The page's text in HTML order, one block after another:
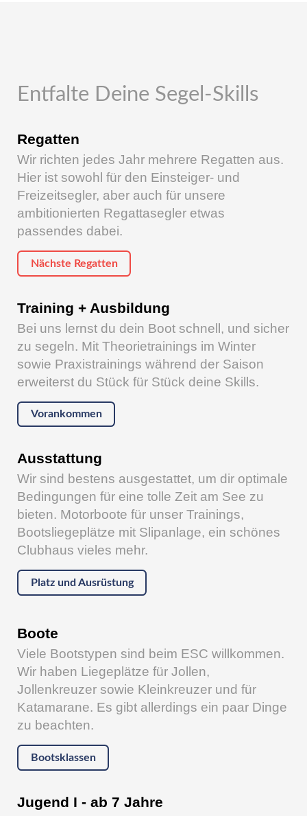
Entfalte Deine Segel-Skills
Regatten
Wir richten jedes Jahr mehrere Regatten aus.
Hier ist sowohl für den Einsteiger- und
Freizeitsegler, aber auch für unsere
ambitionierten Regattasegler etwas
passendes dabei.
Nächste Regatten
Training + Ausbildung
Bei uns lernst du dein Boot schnell, und sicher
zu segeln. Mit Theorietrainings im Winter
sowie Praxistrainings während der Saison
erweiterst du Stück für Stück deine Skills.
Vorankommen
Ausstattung
Wir sind bestens ausgestattet, um dir optimale
Bedingungen für eine tolle Zeit am See zu
bieten. Motorboote für unser Trainings,
Bootsliegeplätze mit Slipanlage, ein schönes
Clubhaus vieles mehr.
Platz und Ausrüstung
Boote
Viele Bootstypen sind beim ESC willkommen.
Wir haben Liegeplätze für Jollen,
Jollenkreuzer sowie Kleinkreuzer und für
Katamarane. Es gibt allerdings ein paar Dinge
zu beachten.
Bootsklassen
Jugend I - ab 7 Jahre